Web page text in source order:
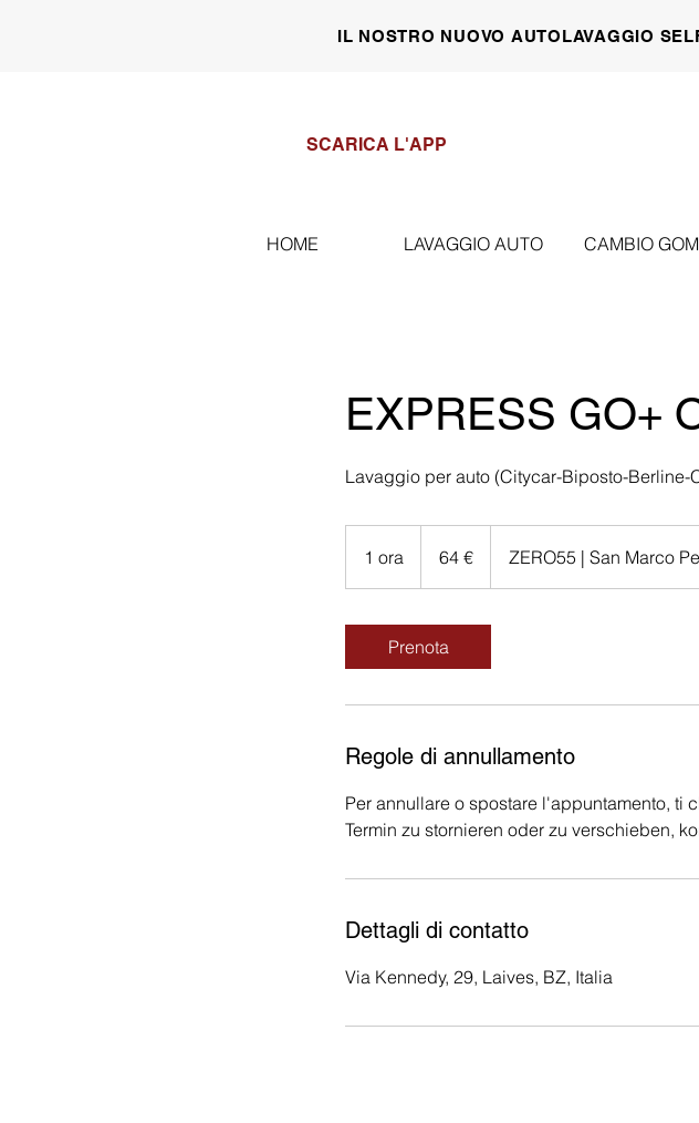
IL NOSTRO NUOVO AUTOLAVAGGIO
HOME LAVAGGIO AUTO CAMBIO
EXPRESS GO+
Lavaggio per auto (Citycar-Biposto-Berline-
1 ora
o
64 € ZERO55 | San Marco
Prenota
Regole di annullamento
Per annullare o spostare l'appuntamento, ti
Termin zu stornieren oder zu verschieben,
Dettagli di contatto
Via Kennedy, 29, Laives, BZ, Italia
SCARICA L'APP